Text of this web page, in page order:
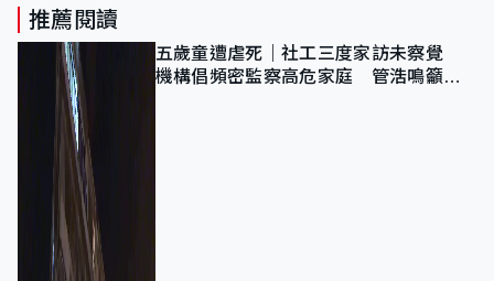
推薦閱讀
五歲童遭虐死｜社工三度家訪未察覺
機構倡頻密監察高危家庭 管浩鳴籲加